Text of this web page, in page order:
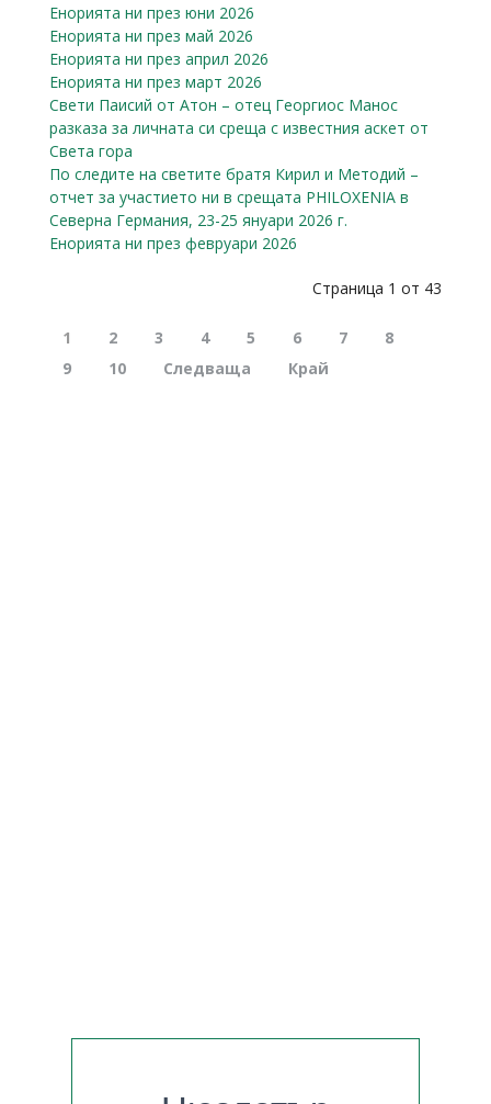
Енорията ни през юни 2026
Енорията ни през май 2026
Енорията ни през април 2026
Енорията ни през март 2026
Свети Паисий от Атон – отец Георгиос Манос
разказa за личната си среща с известния аскет от
Света гора
По следите на светите братя Кирил и Методий –
отчет за участието ни в срещата PHILOXENIA в
Северна Германия, 23-25 януари 2026 г.
Енорията ни през февруари 2026
Страница 1 от 43
1 2 3 4 5 6 7
8
9
10 Следваща Край